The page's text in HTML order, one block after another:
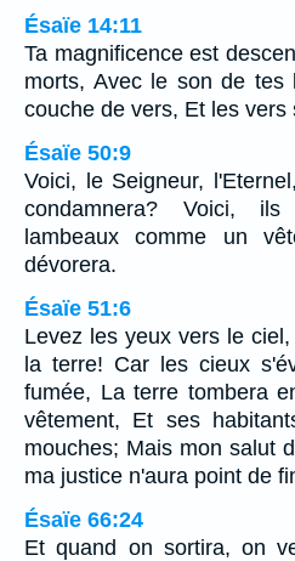
Ésaïe 14:11
Ta magnificence est
morts, Avec le son de tes
couche de vers, Et les vers
Ésaïe 50:9
Voici, le Seigneur,
condamnera? Voici,
lambeaux comme un
dévorera.
Ésaïe 51:6
Levez les yeux vers le
la terre! Car les cieux
fumée, La terre tombera
vêtement, Et ses
mouches; Mais mon salut
ma justice n'aura point de
Ésaïe 66:24
Et quand on sortira, on